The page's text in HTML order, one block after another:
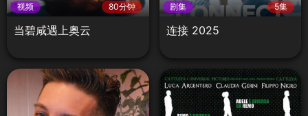
视频 80分钟
当碧咸遇上奥云
剧集 5集
连接 2025